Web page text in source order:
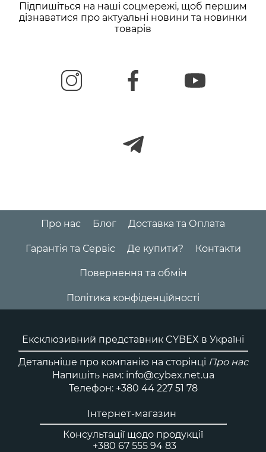
Підпишіться на наші соцмережі, щоб першим
дізнаватися про актуальні новини та новинки
товарів
Про нас Блог Доставка та Оплата
Гарантія та Сервіс Де купити? Контакти
Повернення та обмін
Політика конфіденційності
Ексклюзивний представник CYBEX в Україні
Детальніше про компанію на сторінці Про нас
Напишіть нам: info@cybex.net.ua
Телефон: +380 44 227 51 78
Інтернет-магазин
Консультації щодо продукції
+380 67 555 94 83